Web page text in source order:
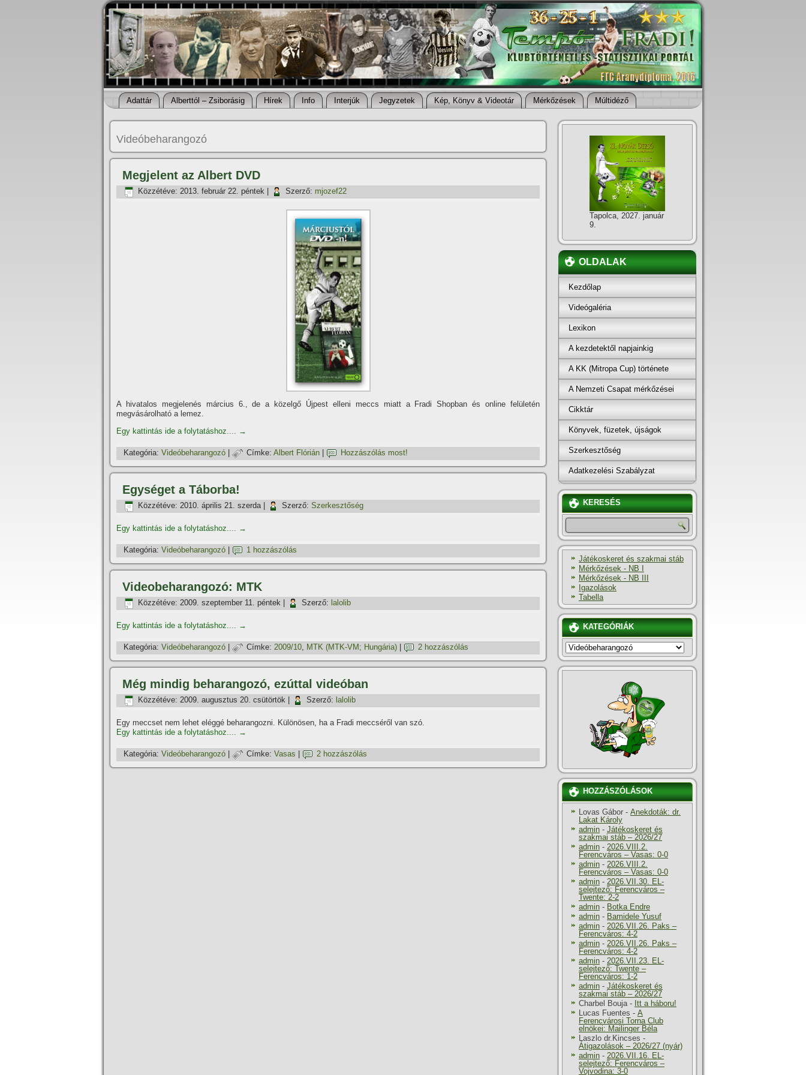
Adattár Alberttól – Zsiborásig Hí­rek Info Interjúk Jegyzetek Kép, Könyv & Videotár Mérkőzések Múltidéző
Videóbeharangozó
Megjelent az Albert DVD
Közzétéve: 2013. február 22. péntek Szerző: mjozef22
A hivatalos megjelenés március 6., de a közelgő Újpest elleni meccs miatt a Fradi Shopban és online felületén
megvásárolható a lemez.
Egy kattintás ide a folytatáshoz.... →
Kategória: Videóbeharangozó Címke: Albert Flórián Hozzászólás most!
Egységet a Táborba!
Közzétéve: 2010. április 21. szerda| Szerző: Szerkesztőség
Egy kattintás ide a folytatáshoz.... →
Kategória: Videóbeharangozó 1 hozzászólás
Videobeharangozó: MTK
Közzétéve: 2009. szeptember 11. péntek Szerző: lalolib
Egy kattintás ide a folytatáshoz.... →
Kategória: Videóbeharangozó Címke: 2009/10, MTK (MTK-VM; Hungária) 2 hozzászólás
Még mindig beharangozó, ezúttal videóban
Közzétéve: 2009. augusztus 20. csütörtök Szerző: lalolib
Egy meccset nem lehet eléggé beharangozni. Különösen, ha a Fradi meccséről van szó.
Egy kattintás ide a folytatáshoz.... →
Kategória: Videóbeharangozó Címke: Vasas 2 hozzászólás
Tapolca, 2027. január
9.
OLDALAK
Kezdőlap
Videógaléria
Lexikon
A kezdetektől napjainkig
A KK (Mitropa Cup) története
A Nemzeti Csapat mérkőzései
Cikktár
Könyvek, füzetek, újságok
Szerkesztőség
Adatkezelési Szabályzat
KERESÉS
Játékoskeret és szakmai stáb
Mérkőzések - NB I
Mérkőzések - NB III
Igazolások
Tabella
KATEGÓRIÁK
KATEGÓRIÁK
HOZZÁSZÓLÁSOK
Lovas Gábor - Anekdoták: dr.
Lakat Károly
admin - Játékoskeret és
szakmai stáb – 2026/27
admin - 2026.VIII.2.
Ferencváros – Vasas: 0-0
admin - 2026.VIII.2.
Ferencváros – Vasas: 0-0
admin - 2026.VII.30. EL-
selejtező: Ferencváros –
Twente: 2-2
admin - Botka Endre
admin - Bamidele Yusuf
admin - 2026.VII.26. Paks –
Ferencváros: 4-2
admin - 2026.VII.26. Paks –
Ferencváros: 4-2
admin - 2026.VII.23. EL-
selejtező: Twente –
Ferencváros: 1-2
admin - Játékoskeret és
szakmai stáb – 2026/27
Charbel Bouja- Itt a háboru!
Lucas Fuentes - A
Ferencvárosi Torna Club
elnökei: Mailinger Béla
Laszlo dr.Kincses -
Átigazolások – 2026/27 (nyár)
admin - 2026.VII.16. EL-
selejtező: Ferencváros –
Vojvodina: 3-0